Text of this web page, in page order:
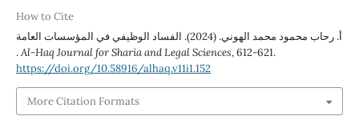
How to Cite
أ. رحاب محمود محمد الهوني. (2024). الفساد الوظيفي في المؤسسات العامة
.Al-Haq Journal for Sharia and Legal Sciences, 612-621.
https://doi.org/10.58916/alhaq.v11i1.152
More Citation Formats